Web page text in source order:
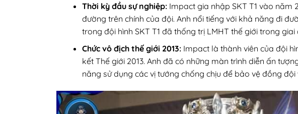
Thời kỳ đầu sự nghiệp:Impact gia nhập SKT T1 vào năm
đường trên chính của đội. Anh nổi tiếng với khả năng đi
trong đội hình SKT T1 đã thống trị LMHT thế giới trong giai
Chức vô địch thế giới 2013: Impact là thành viên của đội
kết Thế giới 2013. Anh đã có những màn trình diễn ấn
năng sử dụng các vị tướng chống chịu để bảo vệ đồng